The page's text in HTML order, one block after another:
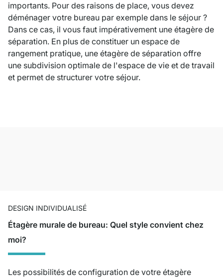
importants. Pour des raisons de place, vous devez
déménager votre bureau par exemple dans le séjour ?
Dans ce cas, il vous faut impérativement une étagère de
séparation. En plus de constituer un espace de
rangement pratique, une étagère de séparation offre
une subdivision optimale de l'espace de vie et de travail
et permet de structurer votre séjour.
DESIGN INDIVIDUALISÉ
Étagère murale de bureau: Quel style convient chez
moi?
Les possibilités de configuration de votre étagère